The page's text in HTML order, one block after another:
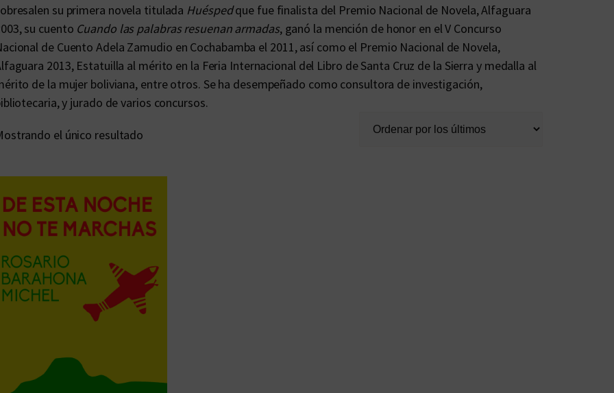
su primera novela titulada Huéspedque fue finalista del Premio Nacional de Novela, Alfaguara
su cuento Cuando las palabras resuenan armadas, ganó la mención de honor en el V Concurso
de Cuento Adela Zamudio en Cochabamba el 2011, así como el Premio Nacional de Novela,
2013, Estatuilla al mérito en la Feria Internacional del Libro de Santa Cruz de la Sierra y medalla al
de la mujer boliviana, entre otros. Se ha desempeñado como consultora de investigación,
y jurado de varios concursos.
el único resultado